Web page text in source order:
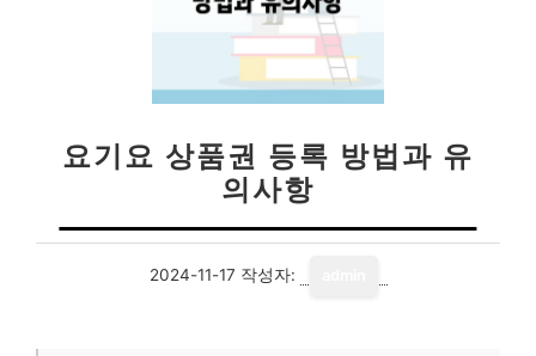
요기요 상품권 등록 방법과 유
의사항
2024-11-17 작성자: